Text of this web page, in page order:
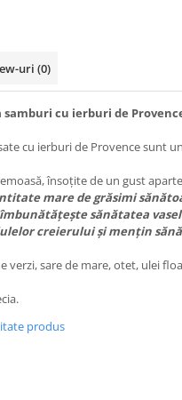
uri (0)
cu ierburi de
cu ierburi de Provence sunt
însoțite de un gust
mare de grăsimi
sănătatea
creierului și mențin
verzi, sare de mare, otet, ulei
produs